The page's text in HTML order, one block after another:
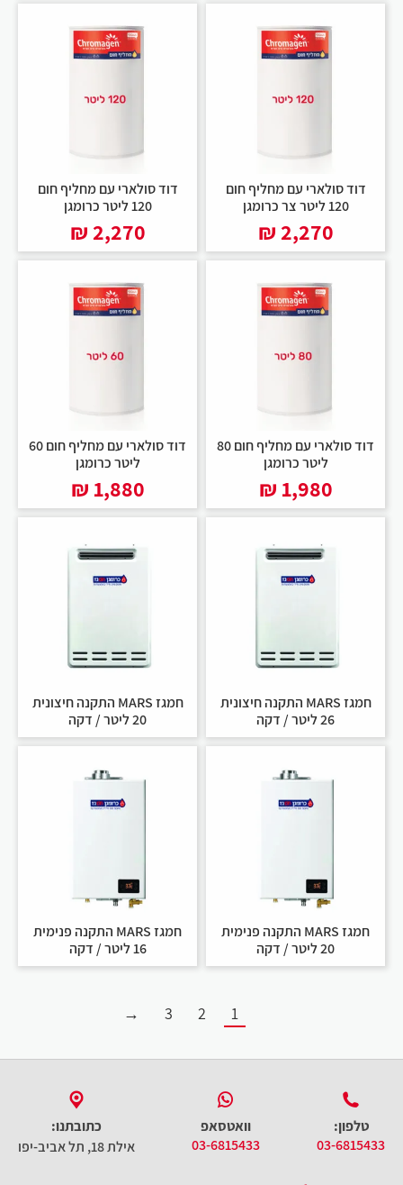
דוד סולארי עם מחליף חום
120 ליטר צר כרומגן
₪ 2,270
דוד סולארי עם מחליף חום
120 ליטר כרומגן
₪ 2,270
דוד סולארי עם מחליף חום 80
ליטר כרומגן
₪ 1,980
דוד סולארי עם מחליף חום 60
ליטר כרומגן
₪ 1,880
חמגז MARS התקנה חיצונית
26 ליטר / דקה
חמגז MARS התקנה חיצונית
20 ליטר / דקה
חמגז MARS התקנה פנימית
20 ליטר / דקה
חמגז MARS התקנה פנימית
16 ליטר / דקה
1
2
3
→
טלפון:
03-6815433
וואטסאפ
03-6815433
כתובתנו:
אילת 18, תל אביב-יפו